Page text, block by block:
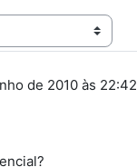
de 2010 às 22:42